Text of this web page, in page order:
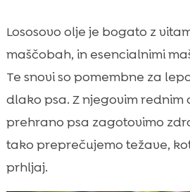
Lososovo olje je bogato z
maščobah, in esencialnimi
Te snovi so pomembne za
dlako psa. Z njegovim rednim
prehrano psa zagotovimo
tako preprečujemo težave,
prhljaj.